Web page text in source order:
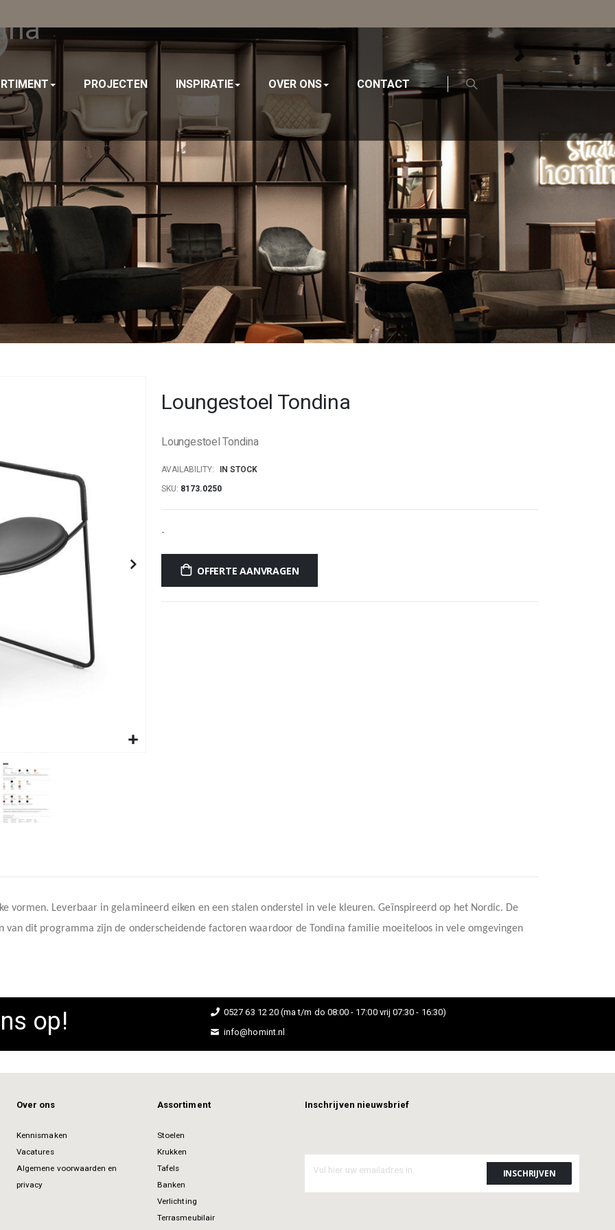
PROJECTEN INSPIRATIE OVER ONS CONTACT
Loungestoel Tondina
Loungestoel Tondina
AVAILABILITY:
IN STOCK
SKU 8173.0250
-
OFFERTE AANVRAGEN
vormen. Leverbaar in gelamineerd eiken en een stalen onderstel in vele kleuren. Geïnspireerd op het Nordic. De
dit programma zijn de onderscheidende factoren waardoor de Tondina familie moeiteloos in vele omgevingen
op!
0527 63 12 20 (ma t/m do 08:00 - 17:00 vrij 07:30 - 16:30)
info@homint.nl
Over ons
Kennismaken
Vacatures
Algemene voorwaarden en
privacy
Assortiment
Stoelen
Krukken
Tafels
Banken
Verlichting
Terrasmeubilair
Inschrijven nieuwsbrief